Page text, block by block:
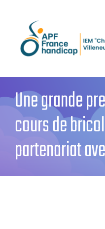
contenu
Une grande
cours de
partenariat